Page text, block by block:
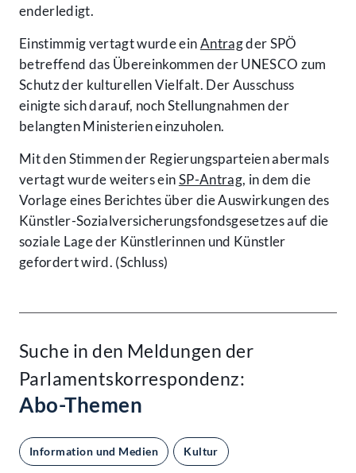
enderledigt.
Einstimmig vertagt wurde einAntragder SPÖ
betreffend das Übereinkommen der UNESCO zum
Schutz der kulturellen Vielfalt. Der Ausschuss
einigte sich darauf, noch Stellungnahmen der
belangten Ministerien einzuholen.
Mit den Stimmen der Regierungsparteien abermals
vertagt wurde weiters einSP-Antrag, in dem die
Vorlage eines Berichtes über die Auswirkungen des
Künstler-Sozialversicherungsfondsgesetzes auf die
soziale Lage der Künstlerinnen und Künstler
gefordert wird. (Schluss)
Suche in den Meldungen der
Parlamentskorrespondenz:
Abo-Themen
Information und Medien Kultur